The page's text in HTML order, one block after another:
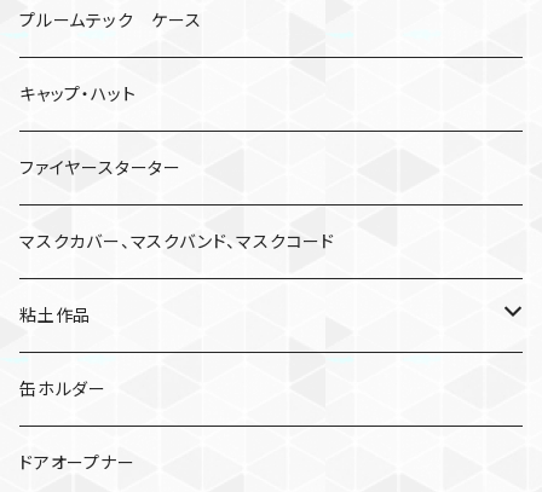
プルームテック ケース
キャップ・ハット
ファイヤースターター
マスクカバー、マスクバンド、マスクコード
粘土作品
亀
キノコ
缶ホルダー
ドアオープナー